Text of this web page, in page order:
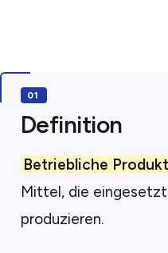
Definition
Betriebliche
Mittel, die
produzieren.